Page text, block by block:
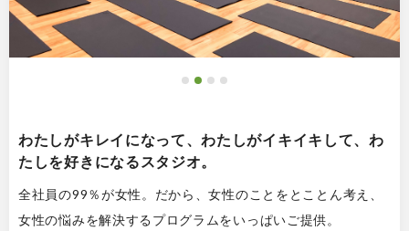
わたしがキレイになって、わたしがイキイキして、わ
たしを好きになるスタジオ。
全社員の99％が女性。だから、女性のことをとことん考え、
女性の悩みを解決するプログラムをいっぱいご提供。